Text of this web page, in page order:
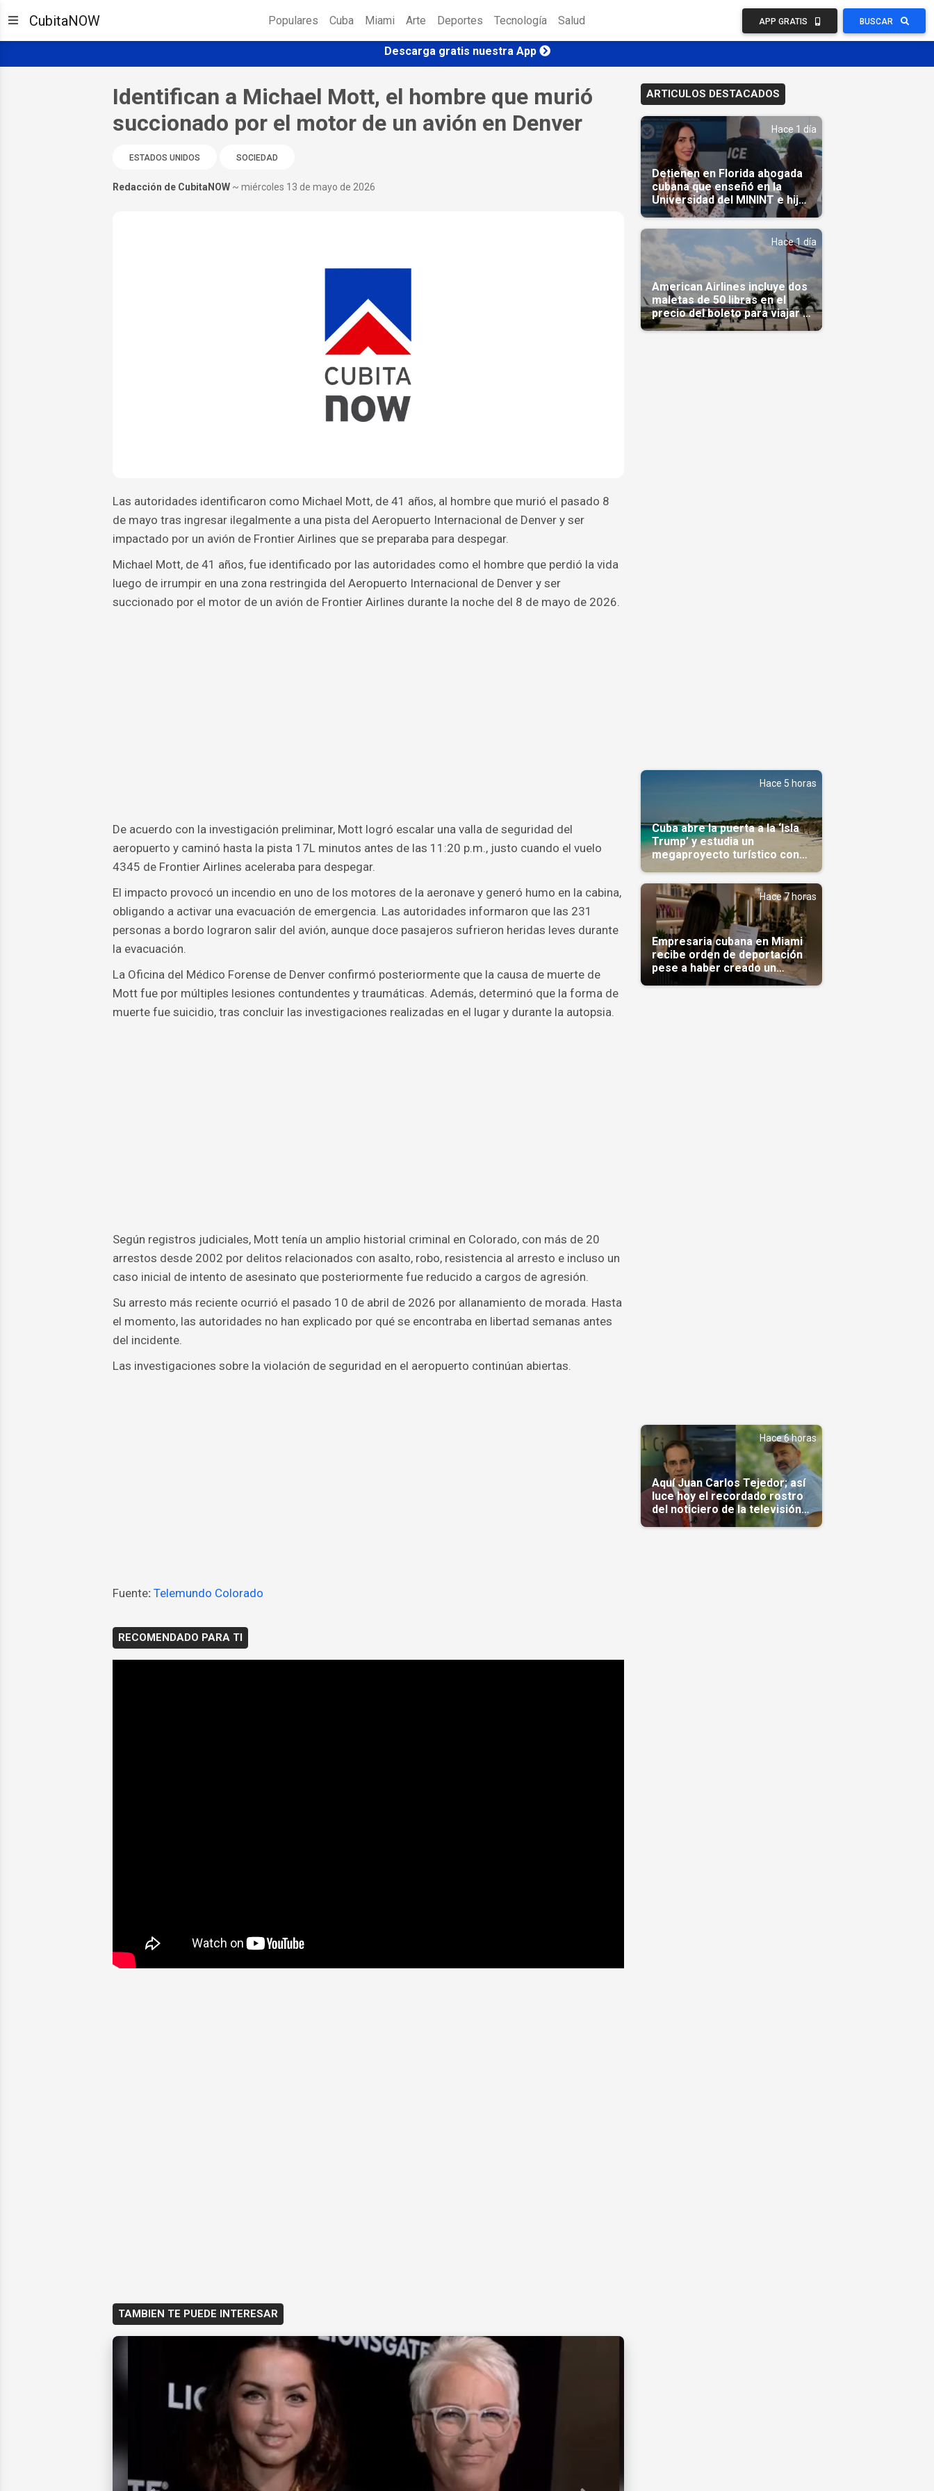
CubitaNOW Populares Cuba Miami Arte Deportes Tecnología Salud APP GRATIS BUSCAR
Descarga gratis nuestra App
Identifican a Michael Mott, el hombre que murió
succionado por el motor de un avión en Denver
ESTADOS UNIDOS SOCIEDAD
Redacción de CubitaNOW ~ miércoles 13 de mayo de 2026
Las autoridades identificaron como Michael Mott, de 41 años, al hombre que murió el pasado 8
de mayo tras ingresar ilegalmente a una pista del Aeropuerto Internacional de Denver y ser
impactado por un avión de Frontier Airlines que se preparaba para despegar.
Michael Mott, de 41 años, fue identificado por las autoridades como el hombre que perdió la vida
luego de irrumpir en una zona restringida del Aeropuerto Internacional de Denver y ser
succionado por el motor de un avión de Frontier Airlines durante la noche del 8 de mayo de 2026.
De acuerdo con la investigación preliminar, Mott logró escalar una valla de seguridad del
aeropuerto y caminó hasta la pista 17L minutos antes de las 11:20 p.m., justo cuando el vuelo
4345 de Frontier Airlines aceleraba para despegar.
El impacto provocó un incendio en uno de los motores de la aeronave y generó humo en la cabina,
obligando a activar una evacuación de emergencia. Las autoridades informaron que las 231
personas a bordo lograron salir del avión, aunque doce pasajeros sufrieron heridas leves durante
la evacuación.
La Oficina del Médico Forense de Denver confirmó posteriormente que la causa de muerte de
Mott fue por múltiples lesiones contundentes y traumáticas. Además, determinó que la forma de
muerte fue suicidio, tras concluir las investigaciones realizadas en el lugar y durante la autopsia.
Según registros judiciales, Mott tenía un amplio historial criminal en Colorado, con más de 20
arrestos desde 2002 por delitos relacionados con asalto, robo, resistencia al arresto e incluso un
caso inicial de intento de asesinato que posteriormente fue reducido a cargos de agresión.
Su arresto más reciente ocurrió el pasado 10 de abril de 2026 por allanamiento de morada. Hasta
el momento, las autoridades no han explicado por qué se encontraba en libertad semanas antes
del incidente.
Las investigaciones sobre la violación de seguridad en el aeropuerto continúan abiertas.
Fuente: Telemundo Colorado
RECOMENDADO PARA TI
TAMBIEN TE PUEDE INTERESAR
ARTICULOS DESTACADOS
Hace 1 día
Detienen en Florida abogada
cubana que enseñó en la
Universidad del MININT e hija
de diplomático cubano
Hace 1 día
American Airlines incluye dos
maletas de 50 libras en el
precio del boleto para viajar a
Cuba en agosto
Hace 5 horas
Cuba abre la puerta a la ‘Isla
Trump’ y estudia un
megaproyecto turístico con
capital árabe
Hace 7 horas
Empresaria cubana en Miami
recibe orden de deportación
pese a haber creado un
Hace 6 horas
Aquí Juan Carlos Tejedor; así
luce hoy el recordado rostro
del noticiero de la televisión
cubana